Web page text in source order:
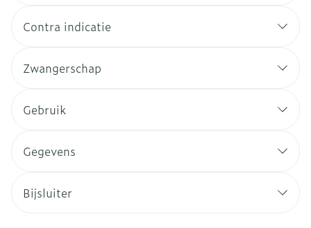
Contra indicatie
Zwangerschap
Gebruik
Gegevens
Bijsluiter